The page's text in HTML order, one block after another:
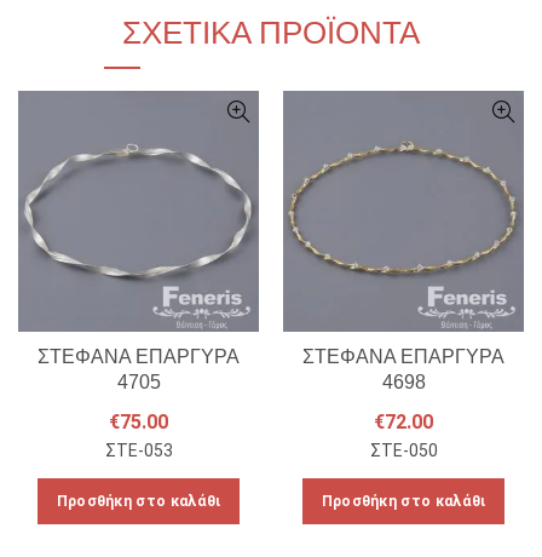
ΣΧΕΤΙΚΆ ΠΡΟΪΌΝΤΑ
ΣΤΕΦΑΝΑ ΕΠΑΡΓΥΡΑ
4705
€75.00
ΣΤΕ-053
Προσθήκη στο καλάθι
ΣΤΕΦΑΝΑ ΕΠΑΡΓΥΡΑ
4698
€72.00
ΣΤΕ-050
Προσθήκη στο καλάθι